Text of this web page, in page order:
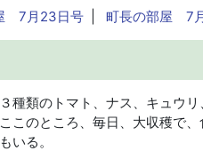
7月23日号 町長の部屋 7
類のトマト、ナス、キュウリ
このところ、毎日、大収穫で
いる。